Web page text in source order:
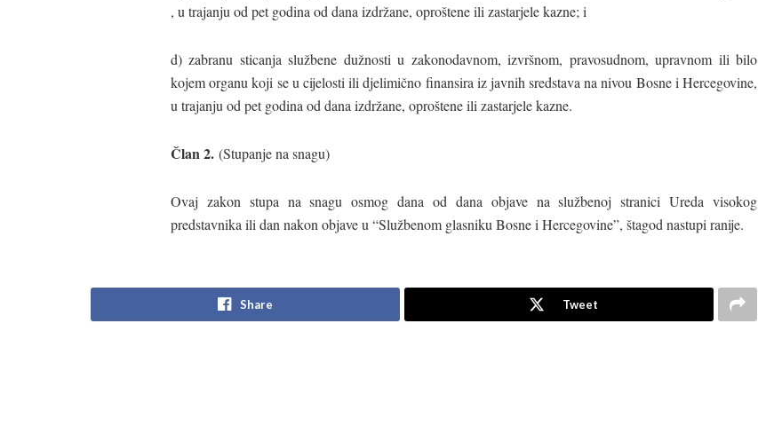
, u trajanju od pet godina od dana izdržane, oproštene ili zastarjele kazne; i
d) zabranu sticanja službene dužnosti u zakonodavnom, izvršnom, pravosudnom, upravnom ili bilo
kojem organu koji se u cijelosti ili djelimično finansira iz javnih sredstava na nivou Bosne i Hercegovine,
u trajanju od pet godina od dana izdržane, oproštene ili zastarjele kazne.
Član 2. (Stupanje na snagu)
Ovaj zakon stupa na snagu osmog dana od dana objave na službenoj stranici Ureda visokog
predstavnika ili dan nakon objave u “Službenom glasniku Bosne i Hercegovine”, štagod nastupi ranije.
Share Tweet